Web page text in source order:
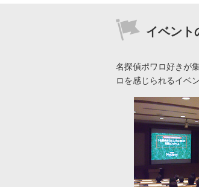
イベント
名探偵ポワロ好きが
ロを感じられるイベ